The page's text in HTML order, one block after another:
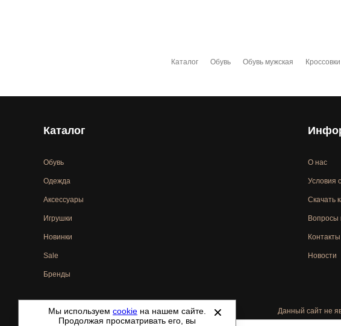
Каталог Обувь Обувь мужская Кроссовки
Каталог
Обувь
Одежда
Аксессуары
Игрушки
Новинки
Sale
Бренды
О нас
Условия
Скачать
Вопросы
Контакты
Новости
©2021-2026 - ShoesTown.ru - все права защищены. Данный сайт не
Мы используем cookie на нашем сайте.
Продолжая просматривать его, вы